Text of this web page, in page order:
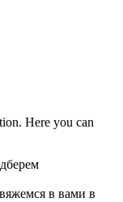
Here you can
в вами в